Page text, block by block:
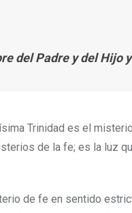
del Padre y del Hijo
Trinidad es el
de la fe; es la luz
de fe en sentido